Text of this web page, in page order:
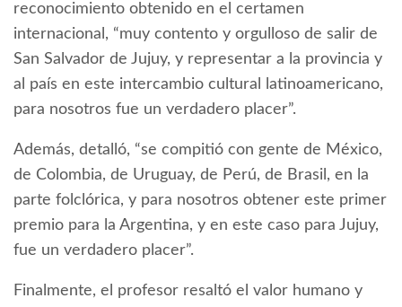
reconocimiento obtenido en el certamen
internacional, “muy contento y orgulloso de salir de
San Salvador de Jujuy, y representar a la provincia y
al país en este intercambio cultural latinoamericano,
para nosotros fue un verdadero placer”.
Además, detalló, “se compitió con gente de México,
de Colombia, de Uruguay, de Perú, de Brasil, en la
parte folclórica, y para nosotros obtener este primer
premio para la Argentina, y en este caso para Jujuy,
fue un verdadero placer”.
Finalmente, el profesor resaltó el valor humano y